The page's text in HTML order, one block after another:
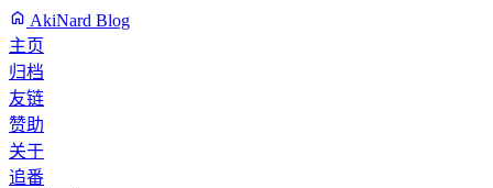
AkiNard Blog
主页
归档
友链
赞助
关于
追番